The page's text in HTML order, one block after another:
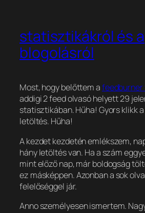
statisztikákról és a
blogolásról
Most, hogy belőttem afeedburner
addigi 2 feed olvasó helyett 29
statisztikában. Hűha! Gyors klikk a
letöltés. Hűha!
A kezdet kezdetén emlékszem,
hány letöltés van. Ha a szám
mint előző nap, már boldogság
ez másképpen. Azonban a sok
felelőséggel jár.
Anno személyesen ismertem.